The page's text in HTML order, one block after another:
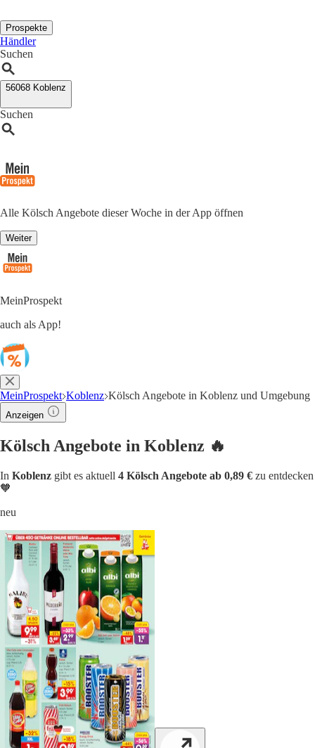
Prospekte
Händler
Suchen
56068 Koblenz
Suchen
Alle Kölsch Angebote dieser Woche in der App öffnen
Weiter
MeinProspekt
auch als App!
MeinProspekt Koblenz Kölsch Angebote in Koblenz und Umgebung
Anzeigen
Kölsch Angebote in Koblenz 🔥
In Koblenz gibt es aktuell 4 Kölsch Angebote ab 0,89 € zu entdecken
🧡
neu